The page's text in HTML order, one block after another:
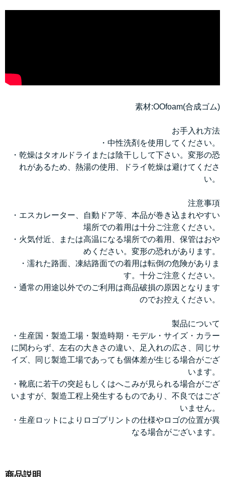
素材:OOfoam(合成ゴム)
お手入れ方法
・中性洗剤を使用してください。
・乾燥はタオルドライまたは陰干しして下さい。変形の恐
れがあるため、熱湯の使用、ドライ乾燥は避けてくださ
い。
注意事項
・エスカレーター、自動ドア等、本品が巻き込まれやすい
場所での着用は十分ご注意ください。
・火気付近、または高温になる場所での着用、保管はおや
めください。変形の恐れがあります。
・濡れた路面、凍結路面での着用は転倒の危険がありま
す。十分ご注意ください。
・通常の用途以外でのご利用は商品破損の原因となります
のでお控えください。
製品について
・生産国・製造工場・製造時期・モデル・サイズ・カラー
に関わらず、左右の大きさの違い、足入れの広さ、同じサ
イズ、同じ製造工場であっても個体差が生じる場合がござ
います。
・靴底に若干の突起もしくはへこみが見られる場合がござ
いますが、製造工程上発生するものであり、不良ではござ
いません。
・生産ロットによりロゴプリントの仕様やロゴの位置が異
なる場合がございます。